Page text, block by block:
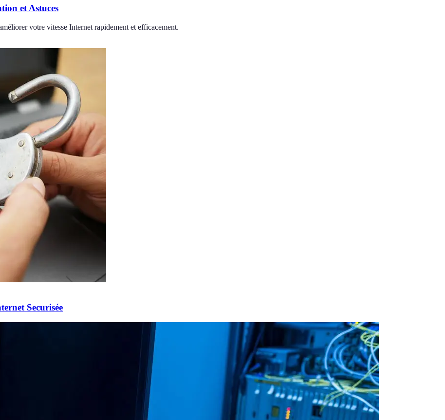
et Astuces
votre vitesse Internet rapidement et efficacement.
Securisée